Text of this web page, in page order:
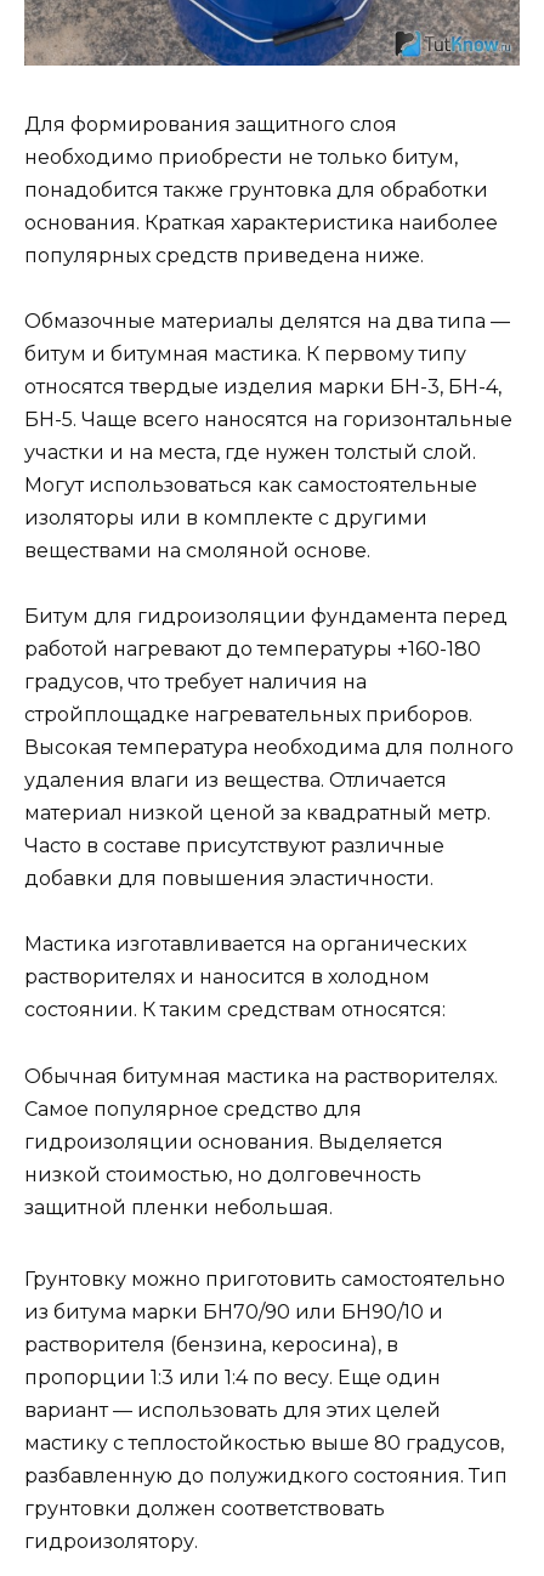
Для формирования защитного слоя
необходимо приобрести не только битум,
понадобится также грунтовка для обработки
основания. Краткая характеристика наиболее
популярных средств приведена ниже.
Обмазочные материалы делятся на два типа —
битум и битумная мастика. К первому типу
относятся твердые изделия марки БН-3, БН-4,
БН-5. Чаще всего наносятся на горизонтальные
участки и на места, где нужен толстый слой.
Могут использоваться как самостоятельные
изоляторы или в комплекте с другими
веществами на смоляной основе.
Битум для гидроизоляции фундамента перед
работой нагревают до температуры +160-180
градусов, что требует наличия на
стройплощадке нагревательных приборов.
Высокая температура необходима для полного
удаления влаги из вещества. Отличается
материал низкой ценой за квадратный метр.
Часто в составе присутствуют различные
добавки для повышения эластичности.
Мастика изготавливается на органических
растворителях и наносится в холодном
состоянии. К таким средствам относятся:
Обычная битумная мастика на растворителях.
Самое популярное средство для
гидроизоляции основания. Выделяется
низкой стоимостью, но долговечность
защитной пленки небольшая.
Грунтовку можно приготовить самостоятельно
из битума марки БН70/90 или БН90/10 и
растворителя (бензина, керосина), в
пропорции 1:3 или 1:4 по весу. Еще один
вариант — использовать для этих целей
мастику с теплостойкостью выше 80 градусов,
разбавленную до полужидкого состояния. Тип
грунтовки должен соответствовать
гидроизолятору.